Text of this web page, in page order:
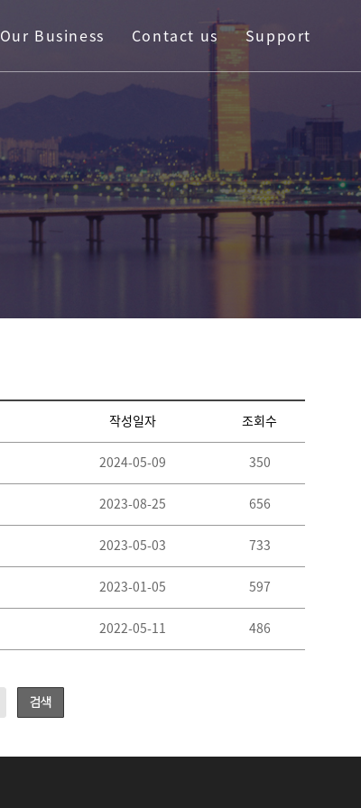
Our Business Contact us Support
작성일자 조회수
2024-05-09 350
2023-08-25 656
2023-05-03 733
2023-01-05 597
2022-05-11 486